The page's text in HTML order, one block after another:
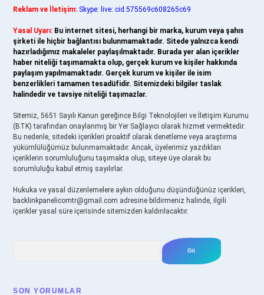
Reklam ve İletişim: Skype: live:.cid.575569c608265c69
Yasal Uyarı: Bu internet sitesi, herhangi bir marka, kurum veya şahıs
şirketi ile hiçbir bağlantısı bulunmamaktadır. Sitede yalnızca kendi
hazırladığımız makaleler paylaşılmaktadır. Burada yer alan içerikler
haber niteliği taşımamakta olup, gerçek kurum ve kişiler hakkında
paylaşım yapılmamaktadır. Gerçek kurum ve kişiler ile isim
benzerlikleri tamamen tesadüfidir. Sitemizdeki bilgiler taslak
halindedir ve tavsiye niteliği taşımazlar.
Sitemiz, 5651 Sayılı Kanun gereğince Bilgi Teknolojileri ve İletişim Kurumu
(BTK) tarafından onaylanmış bir Yer Sağlayıcı olarak hizmet vermektedir.
Bu nedenle, sitedeki içerikleri proaktif olarak denetleme veya araştırma
yükümlülüğümüz bulunmamaktadır. Ancak, üyelerimiz yazdıkları
içeriklerin sorumluluğunu taşımakta olup, siteye üye olarak bu
sorumluluğu kabul etmiş sayılırlar.
Hukuka ve yasal düzenlemelere aykırı olduğunu düşündüğünüz içerikleri,
backlinkpanelicomtr@gmail.com adresine bildirmeniz halinde, ilgili
içerikler yasal süre içerisinde sitemizden kaldırılacaktır.
SON YORUMLAR